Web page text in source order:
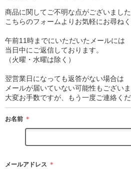
商品に関してご不明な点がございまし
こちらのフォームよりお気軽にお尋ねく
午前11時までにいただいたメールには
当日中にご返信しております。
（火曜・水曜は除く）
翌営業日になっても返答がない場合は
メールが届いていない可能性もござい
大変お手数ですが、もう一度ご連絡くだ
お名前 ＊
メールアドレス ＊